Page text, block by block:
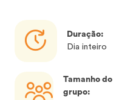
Duração:
Dia inteiro
Tamanho do
grupo: